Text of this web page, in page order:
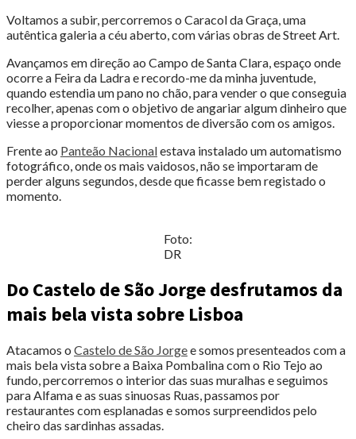
Voltamos a subir, percorremos o Caracol da Graça, uma
autêntica galeria a céu aberto, com várias obras de Street Art.
Avançamos em direção ao Campo de Santa Clara, espaço onde
ocorre a Feira da Ladra e recordo-me da minha juventude,
quando estendia um pano no chão, para vender o que conseguia
recolher, apenas com o objetivo de angariar algum dinheiro que
viesse a proporcionar momentos de diversão com os amigos.
Frente ao Panteão Nacionalestava instalado um automatismo
fotográfico, onde os mais vaidosos, não se importaram de
perder alguns segundos, desde que ficasse bem registado o
momento.
Foto:
DR
Do Castelo de São Jorge desfrutamos da
mais bela vista sobre Lisboa
Atacamos o Castelo de São Jorgee somos presenteados com a
mais bela vista sobre a Baixa Pombalina com o Rio Tejo ao
fundo, percorremos o interior das suas muralhas e seguimos
para Alfama e as suas sinuosas Ruas, passamos por
restaurantes com esplanadas e somos surpreendidos pelo
cheiro das sardinhas assadas.